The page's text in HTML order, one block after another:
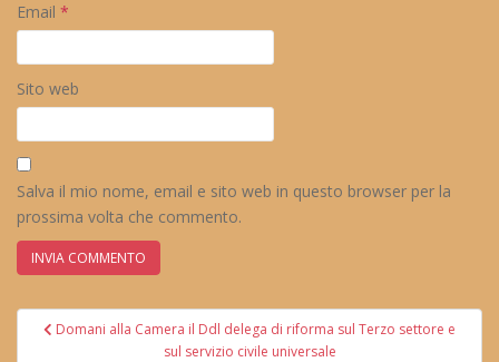
Email *
Sito web
Salva il mio nome, email e sito web in questo browser per la
prossima volta che commento.
Navigazione
Domani alla Camera il Ddl delega di riforma sul Terzo settore e
sul servizio civile universale